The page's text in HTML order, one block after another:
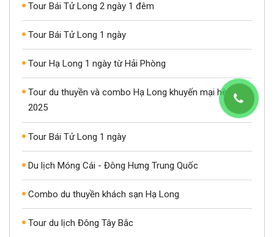
Tour Bái Tử Long 2 ngày 1 đêm
Tour Bái Tử Long 1 ngày
Tour Hạ Long 1 ngày từ Hải Phòng
Tour du thuyền và combo Hạ Long khuyến mại hè
2025
Tour Bái Tử Long 1 ngày
Du lịch Móng Cái - Đông Hưng Trung Quốc
Combo du thuyền khách sạn Hạ Long
Tour du lịch Đông Tây Bắc